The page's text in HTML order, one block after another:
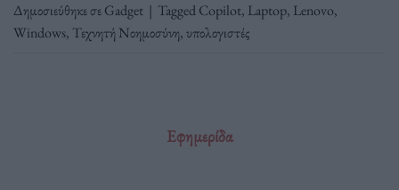
Δημοσιεύθηκε σεGadget | TaggedCopilot, Laptop, Lenovo,
Windows, Τεχνητή Νοημοσύνη,υπολογιστές
Εφημερίδα